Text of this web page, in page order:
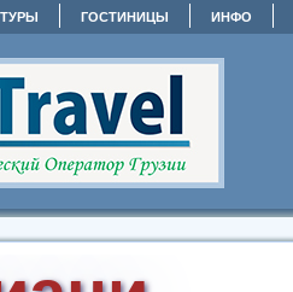
ТУРЫ ГОСТИНИЦЫ ИНФО